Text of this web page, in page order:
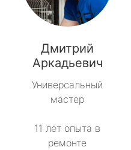
Дмитрий
Аркадьевич
Универсальный
мастер
11 лет опыта в
ремонте